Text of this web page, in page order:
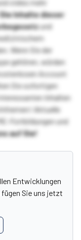
vieles mehr
Die Inhalte dieser
und
Wenn Sie der
gehören, würden
Account
Sie sofortigen
Inhalten
Aktuelle
Fortbildungen und
auf Sie!
Entwicklungen
Sie uns jetzt